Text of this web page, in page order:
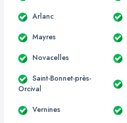
Arlanc
Mayres
Novacelles
Saint-Bonnet-près-
Orcival
Vernines